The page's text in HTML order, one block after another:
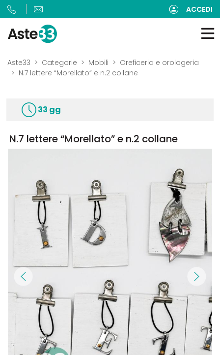
ACCEDI
Aste33 Categorie Mobili
Oreficeria e orologeria
N.7 lettere “Morellato” e n.2 collane
33 gg
N.7 lettere “Morellato” e n.2 collane